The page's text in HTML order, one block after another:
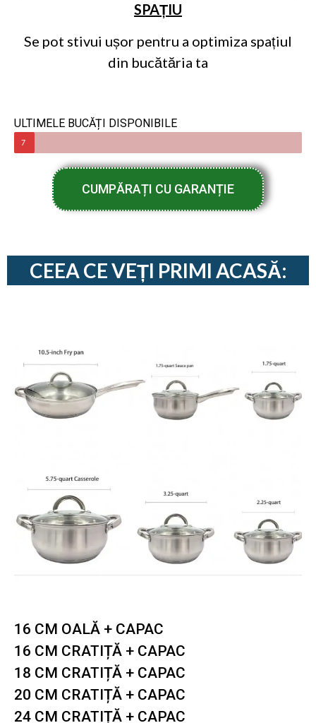
SPAȚIU
Se pot stivui ușor pentru a optimiza spațiul
din bucătăria ta
ULTIMELE BUCĂȚI DISPONIBILE
7
CUMPĂRAȚI CU GARANȚIE
CEEA CE VEȚI PRIMI ACASĂ:
16 CM OALĂ + CAPAC
16 CM CRATIȚĂ + CAPAC
18 CM CRATIȚĂ + CAPAC
20 CM CRATIȚĂ + CAPAC
24 CM CRATIȚĂ + CAPAC